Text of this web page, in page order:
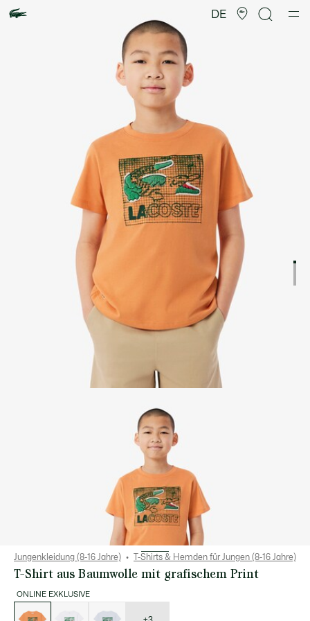
DE
Jungenkleidung (8-16 Jahre) T-Shirts & Hemden für Jungen (8-16 Jahre)
T-Shirt aus Baumwolle mit grafischem Print
ONLINE EXKLUSIVE
der
Varianten